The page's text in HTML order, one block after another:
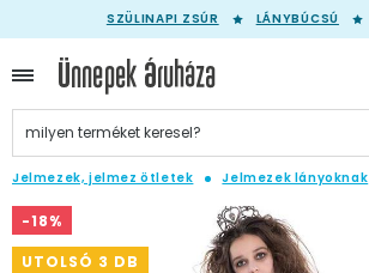
SZÜLINAPI ZSÚR LÁNYBÚCSÚ
Jelmezek, jelmez ötletek Jelmezek lányoknak
-18%
UTOLSÓ 3 DB